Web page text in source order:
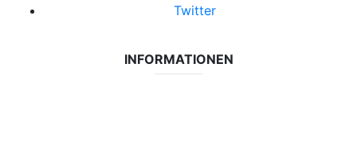
Twitter
INFORMATIONEN